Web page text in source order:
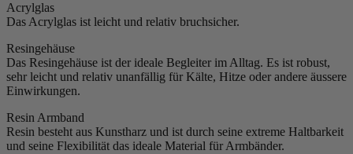
Acrylglas
Das Acrylglas ist leicht und relativ bruchsicher.
Resingehäuse
Das Resingehäuse ist der ideale Begleiter im Alltag. Es ist robust,
sehr leicht und relativ unanfällig für Kälte, Hitze oder andere äussere
Einwirkungen.
Resin Armband
Resin besteht aus Kunstharz und ist durch seine extreme Haltbarkeit
und seine Flexibilität das ideale Material für Armbänder.